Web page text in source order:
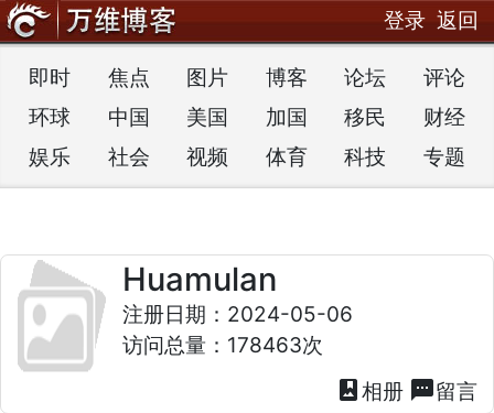
登录 返回
即时 焦点 图片 博客 论坛
评论
环球
中国 美国 加国 移民
财经
娱乐
社会 视频 体育 科技 专题
Huamulan
注册日期：2024-05-06
访问总量：178463次
photo_album 相册 textsms留言